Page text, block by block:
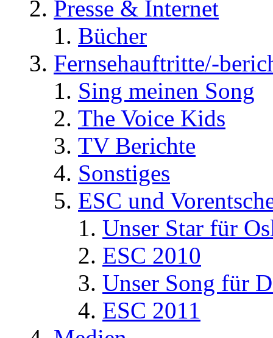
Presse & Internet
Bücher
Fernsehauftritte/-
Sing meinen Song
The Voice Kids
TV Berichte
Sonstiges
ESC und
Unser Star für
ESC 2010
Unser Song für
ESC 2011